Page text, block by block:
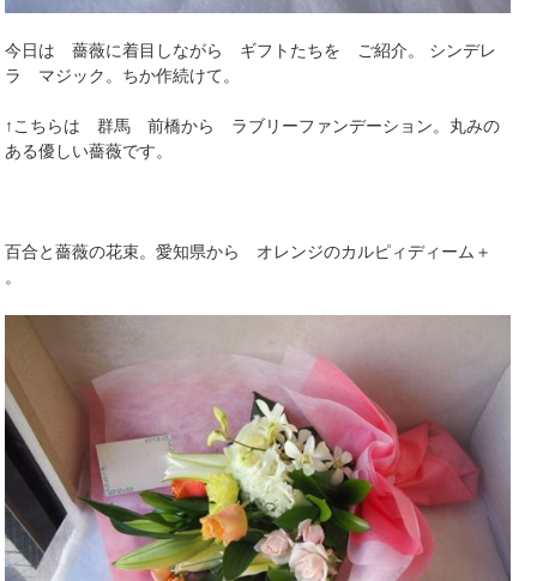
今日は 薔薇に着目しながら ギフトたちを ご紹介。 シンデレ
ラ マジック。ちか作続けて。
↑こちらは 群馬 前橋から ラブリーファンデーション。丸みの
ある優しい薔薇です。
百合と薔薇の花束。愛知県から オレンジのカルピィディーム＋
。